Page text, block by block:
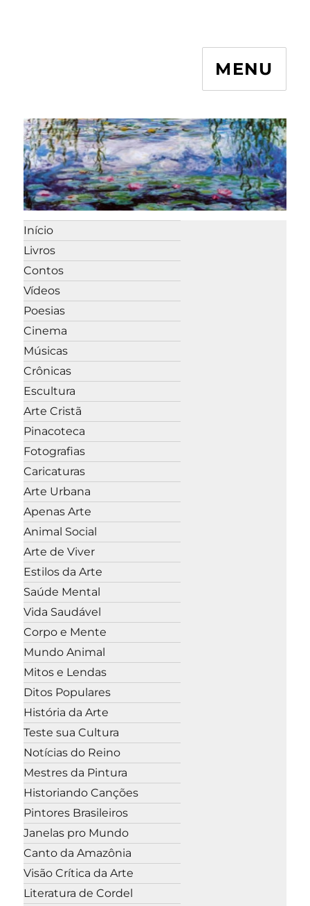
MENU
Início
Livros
Contos
Vídeos
Poesias
Cinema
Músicas
Crônicas
Escultura
Arte Cristã
Pinacoteca
Fotografias
Caricaturas
Arte Urbana
Apenas Arte
Animal Social
Arte de Viver
Estilos da Arte
Saúde Mental
Vida Saudável
Corpo e Mente
Mundo Animal
Mitos e Lendas
Ditos Populares
História da Arte
Teste sua Cultura
Notícias do Reino
Mestres da Pintura
Historiando Canções
Pintores Brasileiros
Janelas pro Mundo
Canto da Amazônia
Visão Crítica da Arte
Literatura de Cordel